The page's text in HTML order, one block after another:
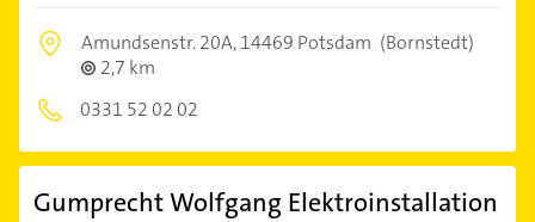
Amundsenstr. 20A,14469 Potsdam (Bornstedt)
2,7 km
0331 52 02 02
Gumprecht Wolfgang Elektroinstallation